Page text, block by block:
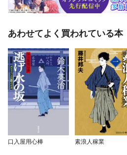
あわせてよく買われている本
口入屋用心棒 素浪人稼業